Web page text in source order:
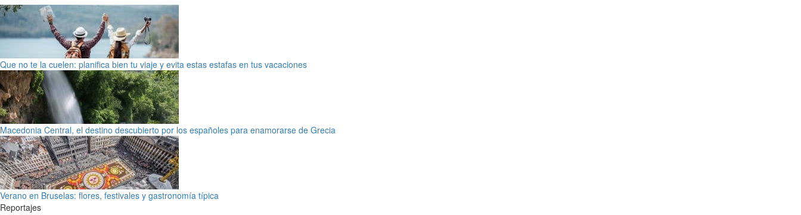
Que no te la cuelen: planifica bien tu viaje y evita estas estafas en tus vacaciones
Macedonia Central, el destino descubierto por los españoles para enamorarse de Grecia
Verano en Bruselas: flores, festivales y gastronomía típica
Reportajes